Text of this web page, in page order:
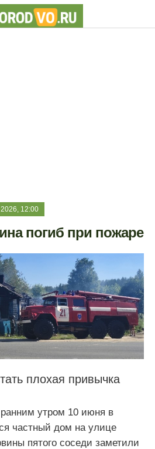
12:00
погиб при пожаре
плохая привычка
утром 10 июня в
частный дом на улице
пятого соседи заметили